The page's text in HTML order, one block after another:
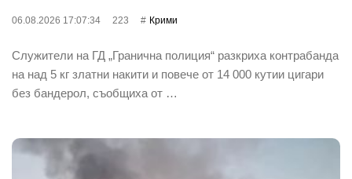
06.08.2026 17:07:34 223 Крими
Служители на ГД „Гранична полиция“ разкриха контрабанда
на над 5 кг златни накити и повече от 14 000 кутии цигари
без бандерол, съобщиха от …